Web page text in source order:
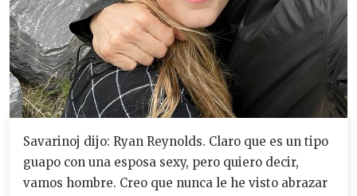
Savarinoj dijo: Ryan Reynolds. Claro que es un tipo
guapo con una esposa sexy, pero quiero decir,
vamos hombre. Creo que nunca le he visto abrazar